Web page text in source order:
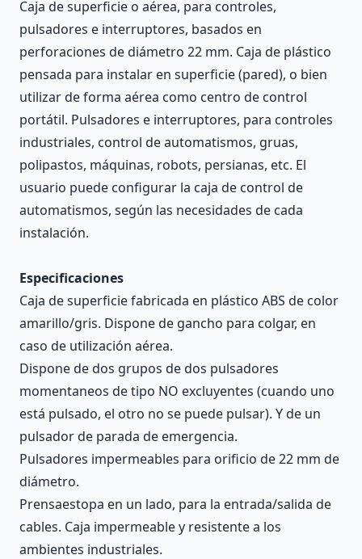
Caja de superficie o aérea, para controles,
pulsadores e interruptores, basados en
perforaciones de diámetro 22 mm. Caja de plástico
pensada para instalar en superficie (pared), o bien
utilizar de forma aérea como centro de control
portátil. Pulsadores e interruptores, para controles
industriales, control de automatismos, gruas,
polipastos, máquinas, robots, persianas, etc. El
usuario puede configurar la caja de control de
automatismos, según las necesidades de cada
instalación.
Especificaciones
Caja de superficie fabricada en plástico ABS de color
amarillo/gris. Dispone de gancho para colgar, en
caso de utilización aérea.
Dispone de dos grupos de dos pulsadores
momentaneos de tipo NO excluyentes (cuando uno
está pulsado, el otro no se puede pulsar). Y de un
pulsador de parada de emergencia.
Pulsadores impermeables para orificio de 22 mm de
diámetro.
Prensaestopa en un lado, para la entrada/salida de
cables. Caja impermeable y resistente a los
ambientes industriales.